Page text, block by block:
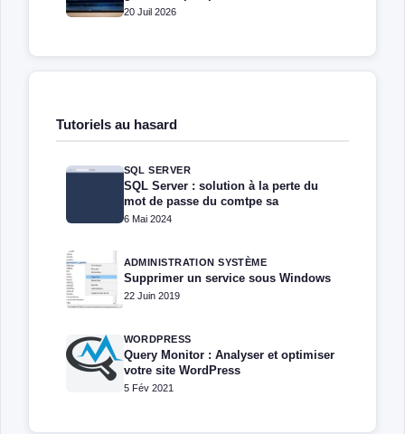
administrateurs
20 Juil 2026
Tutoriels au hasard
SQL SERVER
SQL Server : solution à la perte du
mot de passe du comtpe sa
6 Mai 2024
ADMINISTRATION SYSTÈME
Supprimer un service sous Windows
22 Juin 2019
WORDPRESS
Query Monitor : Analyser et optimiser
votre site WordPress
5 Fév 2021